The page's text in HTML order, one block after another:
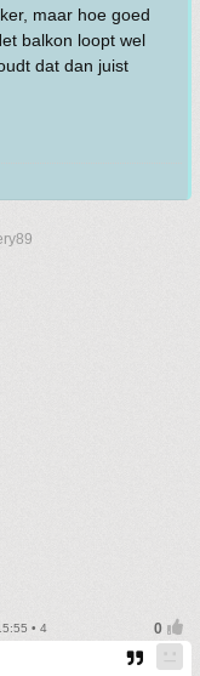
maar hoe goed
balkon loopt wel
dat dan juist
• 4